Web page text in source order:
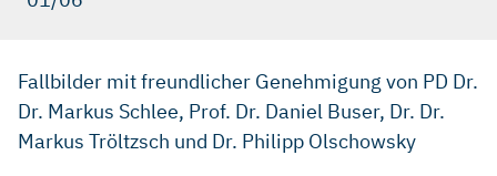
Fallbilder mit freundlicher Genehmigung von PD Dr.
Dr. Markus Schlee, Prof. Dr. Daniel Buser, Dr. Dr.
Markus Tröltzsch und Dr. Philipp Olschowsky